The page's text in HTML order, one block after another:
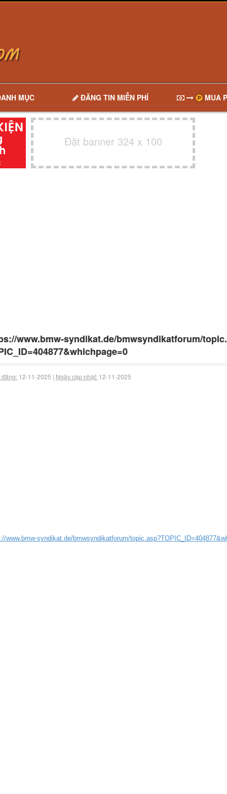
MỤC ĐĂNG TIN MIỄN PHÍ MUA
Đặt banner 324 x 100
www.bmw-syndikat.de/bmwsyndikatforum/
12-11-2025 | Ngày cập nhật:12-11-2025
www.bmw-syndikat.de/bmwsyndikatforum/